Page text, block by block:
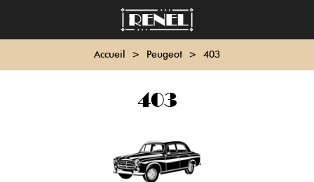
Accueil > Peugeot > 403
403